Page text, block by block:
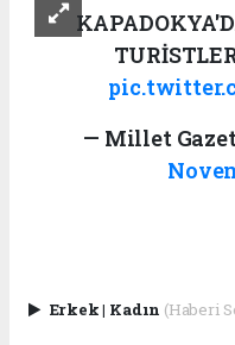
— Millet
Erkek| Kadın (Haberi